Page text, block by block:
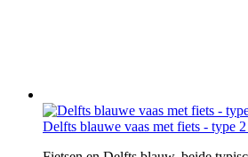
Delfts blauwe vaas met fiets - type